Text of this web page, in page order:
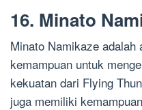
16. Minato
Minato Namikaze
kemampuan untuk
kekuatan dari Flying
juga memiliki